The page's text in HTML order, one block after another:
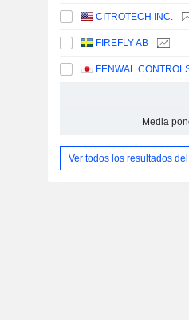
CITROTECH INC.
FIREFLY AB
Media
Ver todos los resultados